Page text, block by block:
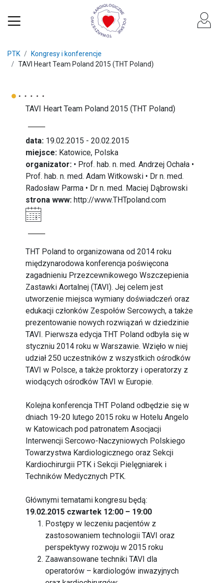
PTK
Kongresy i konferencje
TAVI Heart Team Poland 2015 (THT Poland)
TAVI Heart Team Poland 2015 (THT Poland)
data: 19.02.2015 - 20.02.2015
miejsce: Katowice, Polska
organizator: • Prof. hab. n. med. Andrzej Ochała •
Prof. hab. n. med. Adam Witkowski • Dr n. med.
Radosław Parma • Dr n. med. Maciej Dąbrowski
strona www: http://www.THTpoland.com
THT Poland to organizowana od 2014 roku
międzynarodowa konferencja poświęcona
zagadnieniu Przezcewnikowego Wszczepienia
Zastawki Aortalnej (TAVI). Jej celem jest
utworzenie miejsca wymiany doświadczeń oraz
edukacji członków Zespołów Sercowych, a także
prezentowanie nowych rozwiązań w dziedzinie
TAVI. Pierwsza edycja THT Poland odbyła się w
styczniu 2014 roku w Warszawie. Wzięło w niej
udział 250 uczestników z wszystkich ośrodków
TAVI w Polsce, a także proktorzy i operatorzy z
wiodących ośrodków TAVI w Europie.
Kolejna konferencja THT Poland odbędzie się w
dniach 19-20 lutego 2015 roku w Hotelu Angelo
w Katowicach pod patronatem Asocjacji
Interwencji Sercowo-Naczyniowych Polskiego
Towarzystwa Kardiologicznego oraz Sekcji
Kardiochirurgii PTK i Sekcji Pielęgniarek i
Techników Medycznych PTK.
Głównymi tematami kongresu będą:
19.02.2015 czwartek 12:00 – 19:00
Postępy w leczeniu pacjentów z
zastosowaniem technologii TAVI oraz
perspektywy rozwoju w 2015 roku
Zaawansowane techniki TAVI dla
operatorów – kardiologów inwazyjnych